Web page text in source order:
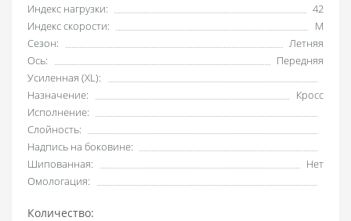
Индекс нагрузки:
42
Индекс скорости:
M
Сезон:
Летняя
Ось:
Передняя
Усиленная (XL):
Назначение:
Кросс
Исполнение:
Слойность:
Надпись на боковине:
Шипованная:
Нет
Омологация:
Количество: